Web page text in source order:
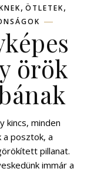
, ÖTLETEK,
örök
kincs, minden
posztok, a
pillanat.
immár a